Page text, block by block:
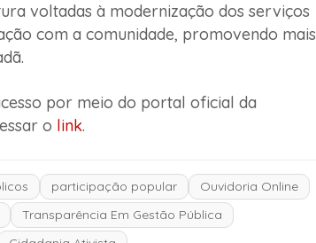
voltadas à modernização dos serviços
com a comunidade, promovendo mais
por meio do portal oficial da
o link.
participação popular
Ouvidoria Online
Transparência Em Gestão Pública